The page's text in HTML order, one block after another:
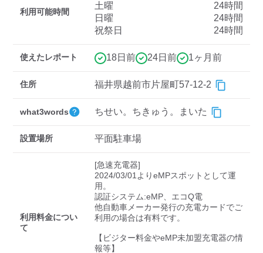
三菱ディーラーを表示
日産ディーラーを表示
示
充電器の出力
中速-20kW-以上 急速-44kW-以上
車種
検索する
利用可能時間
土曜
24時間
日曜
24時間
祝祭日
24時間
使えたレポート 18日前 24日前 1ヶ月前
住所 福井県越前市片屋町57-12-2
what3words ちせい。ちきゅう。まいた
設置場所 平面駐車場
利用料金につい
て
[急速充電器]
2024/03/01よりeMPスポットとして運
用。
認証システム:eMP、エコQ電
他自動車メーカー発行の充電カードでご
利用の場合は有料です。
【ビジター料金やeMP未加盟充電器の情
報等】